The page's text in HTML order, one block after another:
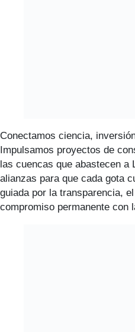
Conectamos ciencia,
Impulsamos proyectos de
las cuencas que abastecen
alianzas para que cada gota
guiada por la transparencia,
compromiso permanente con